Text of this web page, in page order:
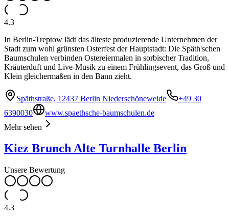
4.3
In Berlin-Treptow lädt das älteste produzierende Unternehmen der
Stadt zum wohl grünsten Osterfest der Hauptstadt: Die Späth'schen
Baumschulen verbinden Ostereiermalen in sorbischer Tradition,
Kräuterduft und Live-Musik zu einem Frühlingsevent, das Groß und
Klein gleichermaßen in den Bann zieht.
Späthstraße, 12437 Berlin Niederschöneweide
+49 30
6390030
www.spaethsche-baumschulen.de
Mehr sehen
Kiez Brunch Alte Turnhalle Berlin
Unsere Bewertung
4.3